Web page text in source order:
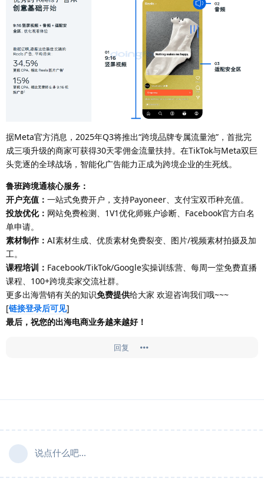
据Meta官方消息，2025年Q3将推出“跨境品牌专属流量池”，首批完
成三项升级的商家可获得30天零佣金流量扶持。在TikTok与Meta双巨
头竞逐的全球战场，智能化广告能力正成为跨境企业的生死线。
鲁班跨境通核心服务：
开户充值： 一站式免费开户，支持Payoneer、支付宝双币种充值。
投放优化： 网站免费检测、1V1优化师账户诊断、Facebook官方白名
单申请。
素材制作： AI素材生成、优质素材免费裂变、图片/视频素材拍摄及加
工。
课程培训： Facebook/TikTok/Google实操训练营、每周一堂免费直播
课程、100+跨境卖家交流社群。
更多出海营销有关的知识免费提供给大家 欢迎咨询我们哦~~~
[链接登录后可见]
最后，祝您的出海电商业务越来越好！
回复
说点什么吧...